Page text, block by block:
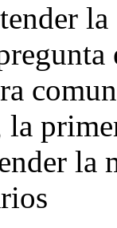
la
la